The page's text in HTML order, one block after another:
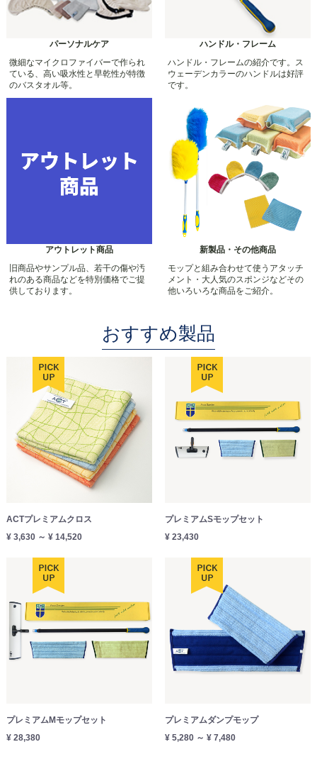
パーソナルケア
微細なマイクロファイバーで作られ
ている、高い吸水性と早乾性が特徴
のバスタオル等。
ハンドル・フレーム
ハンドル・フレームの紹介です。ス
ウェーデンカラーのハンドルは好評
です。
アウトレット商品
旧商品やサンプル品、若干の傷や汚
れのある商品などを特別価格でご提
供しております。
新製品・その他商品
モップと組み合わせて使うアタッチ
メント・大人気のスポンジなどその
他いろいろな商品をご紹介。
おすすめ製品
ACTプレミアムクロス
¥ 3,630 ～ ¥ 14,520
プレミアムSモップセット
¥ 23,430
プレミアムMモップセット
¥ 28,380
プレミアムダンプモップ
¥ 5,280 ～ ¥ 7,480